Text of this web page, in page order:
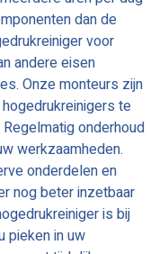
dan de
voor
andere eisen
Onze monteurs zijn
te
onderhoud
werkzaamheden.
onderdelen en
nog beter inzetbaar
is bij
pieken in uw